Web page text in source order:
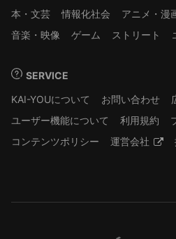
本・文芸
情報化社会 アニメ・漫
音楽・映像
ゲーム ストリート
SERVICE
KAI-YOUについて
お問い合わせ
ユーザー機能について
利用規約
コンテンツポリシー
運営会社